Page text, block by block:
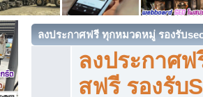
ลงประกาศฟรี ทุกหมวดหมู่ รองรับ
ลงประกาศ
สฟรี รองรับ